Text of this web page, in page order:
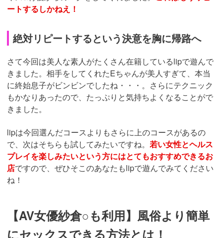
ュ！
ローションをつけてヌルヌルした太ももでたっぷりと素股
をしてもらいます。Eちゃんも気持ちよくなっているよう
で、紅潮した頰を筆者の顔につけるようにしてキスをして
くれます。
てもらいました！
ん、ん、ん、、ああん！
は嬉しかったですね。美人顔がこれほどまでに歪んで気持
ちよくなっている様を見るのは気持ちいいものです。